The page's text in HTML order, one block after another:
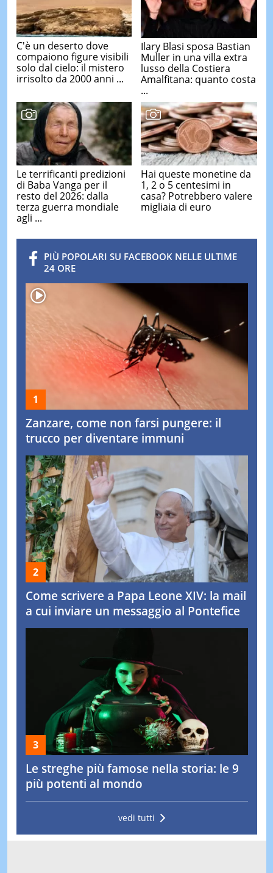
C'è un deserto dove
compaiono figure visibili
solo dal cielo: il mistero
irrisolto da 2000 anni ...
Ilary Blasi sposa Bastian
Muller in una villa extra
lusso della Costiera
Amalfitana: quanto costa
...
Le terrificanti predizioni
di Baba Vanga per il
resto del 2026: dalla
terza guerra mondiale
agli ...
Hai queste monetine da
1, 2 o 5 centesimi in
casa? Potrebbero valere
migliaia di euro
PIÙ POPOLARI SU FACEBOOK NELLE ULTIME
24 ORE
Zanzare, come non farsi pungere: il
trucco per diventare immuni
Come scrivere a Papa Leone XIV: la mail
a cui inviare un messaggio al Pontefice
Le streghe più famose nella storia: le 9
più potenti al mondo
vedi tutti